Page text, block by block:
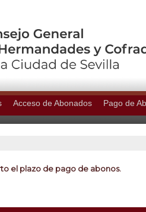
Acceso de Abonados Pago de
el plazo de pago de abonos.